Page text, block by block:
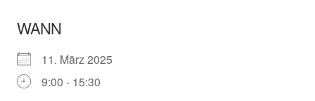
WANN
11. März 2025
9:00 - 15:30